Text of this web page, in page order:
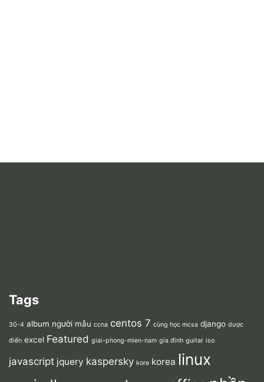
Tags
30-4 album người mẫu ccna centos 7 cùng học mcsa django dược
điển excel Featured giai-phong-mien-nam gia đình guitar iso
javascript jquery kaspersky kore korea linux